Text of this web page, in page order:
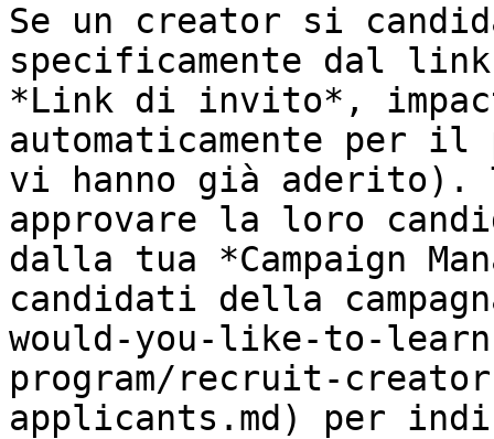
Se un creator si
specificamente dal
*Link di invito*,
automaticamente per il
vi hanno già aderito).
approvare la loro
dalla tua *Campaign
candidati della
would-you-like-to-
program/recruit-
applicants.md) per